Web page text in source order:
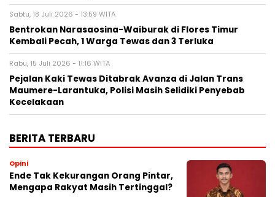
Sabtu, 18 Juli 2026 - 13:59 WITA
Bentrokan Narasaosina-Waiburak di Flores Timur
Kembali Pecah, 1 Warga Tewas dan 3 Terluka
Rabu, 15 Juli 2026 - 11:16 WITA
Pejalan Kaki Tewas Ditabrak Avanza di Jalan Trans
Maumere-Larantuka, Polisi Masih Selidiki Penyebab
Kecelakaan
BERITA TERBARU
Opini
Ende Tak Kekurangan Orang Pintar,
Mengapa Rakyat Masih Tertinggal?